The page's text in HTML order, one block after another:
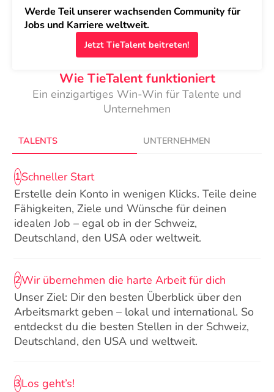
Werde Teil unserer wachsenden Community für
Jobs und Karriere weltweit.
Jetzt TieTalent beitreten!
Wie TieTalent funktioniert
Ein einzigartiges Win-Win für Talente und
Unternehmen
TALENTS UNTERNEHMEN
1Schneller Start
Erstelle dein Konto in wenigen Klicks. Teile deine
Fähigkeiten, Ziele und Wünsche für deinen
idealen Job – egal ob in der Schweiz,
Deutschland, den USA oder weltweit.
2Wir übernehmen die harte Arbeit für dich
Unser Ziel: Dir den besten Überblick über den
Arbeitsmarkt geben – lokal und international. So
entdeckst du die besten Stellen in der Schweiz,
Deutschland, den USA und weltweit.
3Los geht’s!